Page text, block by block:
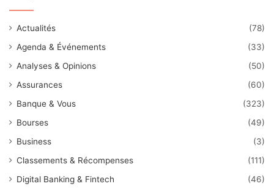
Actualités
(78)
Agenda & Événements
(33)
Analyses & Opinions
(50)
Assurances
(60)
Banque & Vous
(323)
Bourses
(49)
Business
(3)
Classements & Récompenses
(111)
Digital Banking & Fintech
(46)